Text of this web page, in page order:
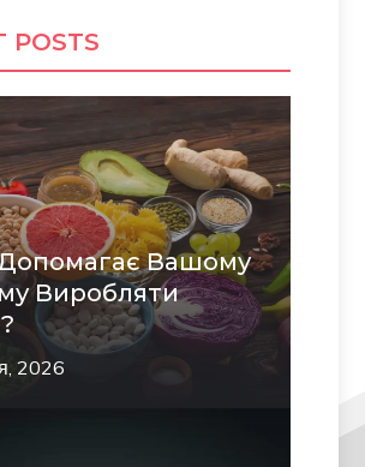
POSTS
Вашому
Виробляти
2026